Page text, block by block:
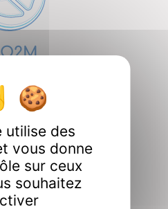
utilise des
vous donne
sur ceux
souhaitez